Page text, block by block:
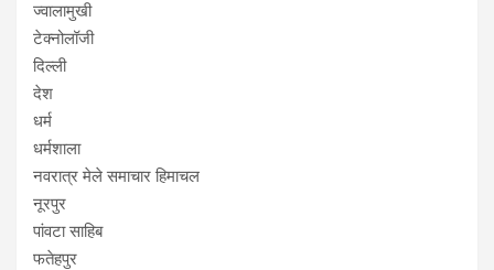
ज्वालामुखी
टेक्नोलॉजी
दिल्ली
देश
धर्म
धर्मशाला
नवरात्र मेले समाचार हिमाचल
नूरपुर
पांवटा साहिब
फतेहपुर